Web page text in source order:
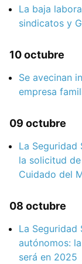
La baja
sindicatos y
10 octubre
Se avecinan
empresa
09 octubre
La Seguridad
la solicitud
Cuidado del
08 octubre
La Seguridad
autónomos:
será en 2025